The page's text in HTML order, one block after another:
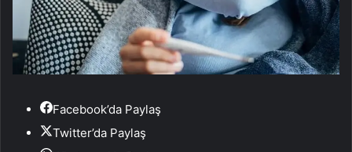
Facebook’da Paylaş
Twitter’da Paylaş